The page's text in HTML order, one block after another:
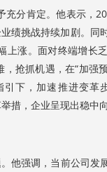
分肯定。他表示，
绩挑战持续加剧。同
上涨。面对终端增长
抢抓机遇，在“加强
下，加速推进变革
措，企业呈现出稳中
强调，当前公司发